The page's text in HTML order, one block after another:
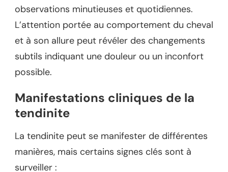
observations minutieuses et quotidiennes.
L’attention portée au comportement du cheval
et à son allure peut révéler des changements
subtils indiquant une douleur ou un inconfort
possible.
Manifestations cliniques de la
tendinite
La tendinite peut se manifester de différentes
manières, mais certains signes clés sont à
surveiller :